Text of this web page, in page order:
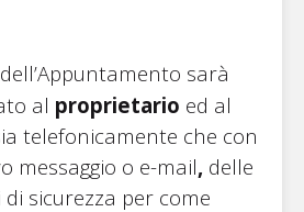
sarà
al proprietario ed al
telefonicamente che con
messaggio o e-mail, delle
sicurezza per come